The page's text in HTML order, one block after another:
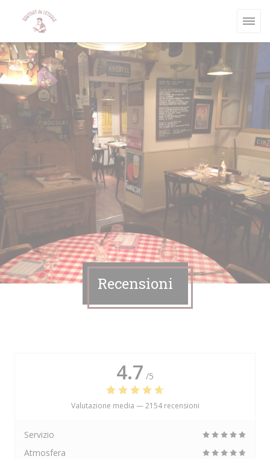
Recensioni
4.7 /5
Valutazione media —2154 recensioni
Servizio
Atmosfera